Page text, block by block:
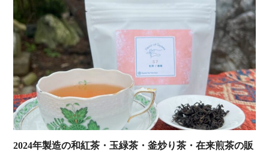
2024年製造の和紅茶・玉緑茶・釜炒り茶・在来煎茶の販